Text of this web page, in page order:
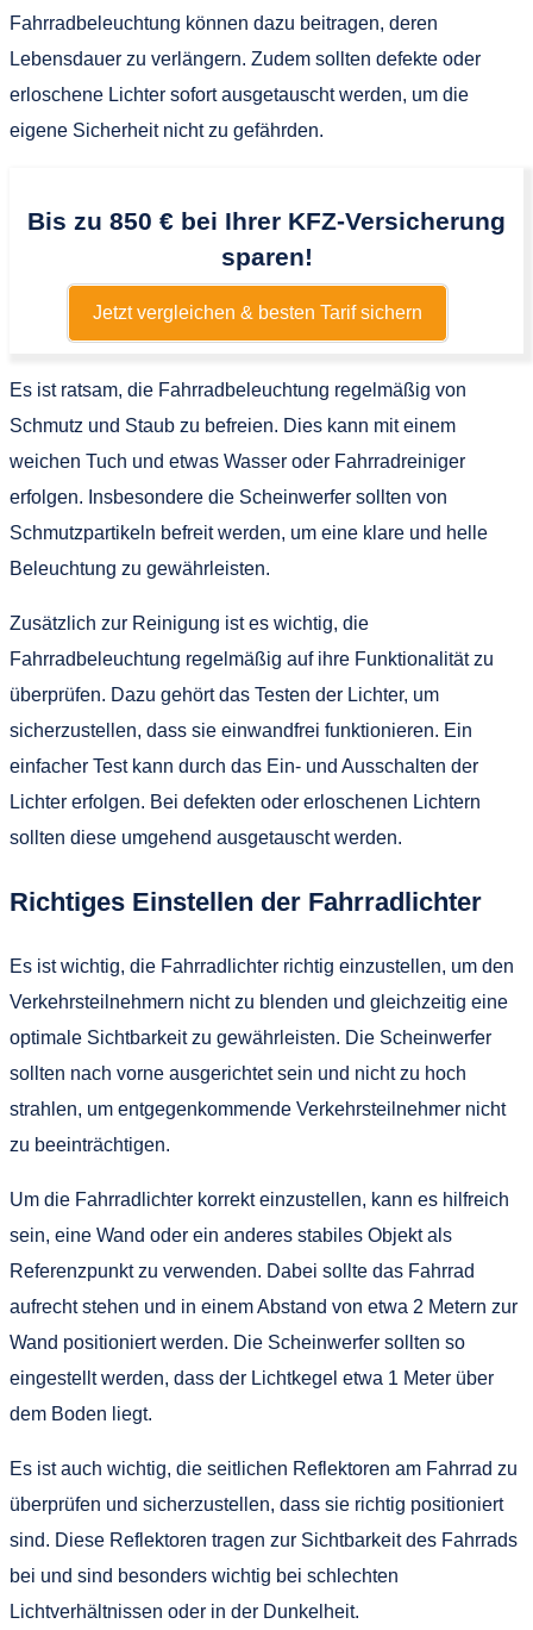
Fahrradbeleuchtung können dazu beitragen, deren
Lebensdauer zu verlängern. Zudem sollten defekte oder
erloschene Lichter sofort ausgetauscht werden, um die
eigene Sicherheit nicht zu gefährden.
Bis zu 850 € bei Ihrer KFZ-Versicherung
sparen!
Jetzt vergleichen & besten Tarif sichern
Es ist ratsam, die Fahrradbeleuchtung regelmäßig von
Schmutz und Staub zu befreien. Dies kann mit einem
weichen Tuch und etwas Wasser oder Fahrradreiniger
erfolgen. Insbesondere die Scheinwerfer sollten von
Schmutzpartikeln befreit werden, um eine klare und helle
Beleuchtung zu gewährleisten.
Zusätzlich zur Reinigung ist es wichtig, die
Fahrradbeleuchtung regelmäßig auf ihre Funktionalität zu
überprüfen. Dazu gehört das Testen der Lichter, um
sicherzustellen, dass sie einwandfrei funktionieren. Ein
einfacher Test kann durch das Ein- und Ausschalten der
Lichter erfolgen. Bei defekten oder erloschenen Lichtern
sollten diese umgehend ausgetauscht werden.
Richtiges Einstellen der Fahrradlichter
Es ist wichtig, die Fahrradlichter richtig einzustellen, um den
Verkehrsteilnehmern nicht zu blenden und gleichzeitig eine
optimale Sichtbarkeit zu gewährleisten. Die Scheinwerfer
sollten nach vorne ausgerichtet sein und nicht zu hoch
strahlen, um entgegenkommende Verkehrsteilnehmer nicht
zu beeinträchtigen.
Um die Fahrradlichter korrekt einzustellen, kann es hilfreich
sein, eine Wand oder ein anderes stabiles Objekt als
Referenzpunkt zu verwenden. Dabei sollte das Fahrrad
aufrecht stehen und in einem Abstand von etwa 2 Metern zur
Wand positioniert werden. Die Scheinwerfer sollten so
eingestellt werden, dass der Lichtkegel etwa 1 Meter über
dem Boden liegt.
Es ist auch wichtig, die seitlichen Reflektoren am Fahrrad zu
überprüfen und sicherzustellen, dass sie richtig positioniert
sind. Diese Reflektoren tragen zur Sichtbarkeit des Fahrrads
bei und sind besonders wichtig bei schlechten
Lichtverhältnissen oder in der Dunkelheit.